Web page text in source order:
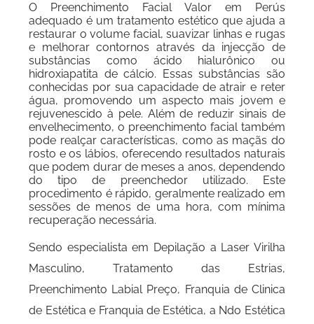
O Preenchimento Facial Valor em Perús
adequado é um tratamento estético que ajuda a
restaurar o volume facial, suavizar linhas e rugas
e melhorar contornos através da injecção de
substâncias como ácido hialurônico ou
hidroxiapatita de cálcio. Essas substâncias são
conhecidas por sua capacidade de atrair e reter
água, promovendo um aspecto mais jovem e
rejuvenescido à pele. Além de reduzir sinais de
envelhecimento, o preenchimento facial também
pode realçar características, como as maçãs do
rosto e os lábios, oferecendo resultados naturais
que podem durar de meses a anos, dependendo
do tipo de preenchedor utilizado. Este
procedimento é rápido, geralmente realizado em
sessões de menos de uma hora, com mínima
recuperação necessária.
Sendo especialista em Depilação a Laser Virilha
Masculino, Tratamento das Estrias,
Preenchimento Labial Preço, Franquia de Clinica
de Estética e Franquia de Estética, a Ndo Estética